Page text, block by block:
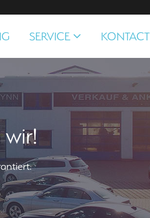
SERVICE KONTACT